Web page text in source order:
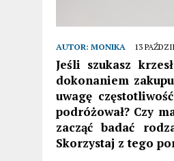
AUTOR: MONIKA 13
Jeśli szukasz
dokonaniem
uwagę
podróżował? Czy
zacząć badać
Skorzystaj z tego